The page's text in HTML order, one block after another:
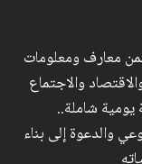
معارف ومعلومات
والاجتماع
يومية شاملة..
والدعوة إلى بناء